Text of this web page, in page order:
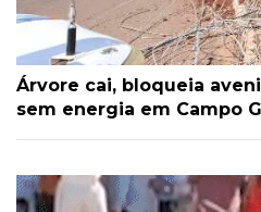
Árvore cai, bloqueia
sem energia em Campo